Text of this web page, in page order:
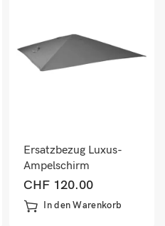
Ersatzbezug Luxus-
Ampelschirm
Sonnenschirmbezug
3,5×3,5m anthrazit
CHF 120.00
In den Warenkorb